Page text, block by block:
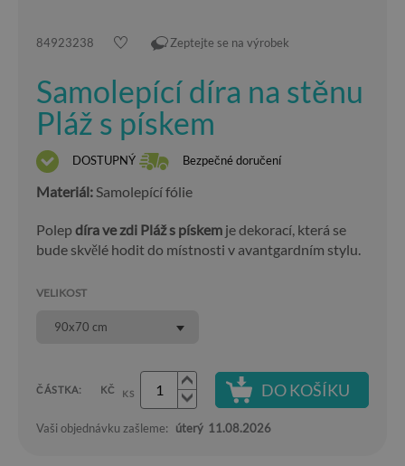
84923238 Zeptejte se na výrobek
Samolepící díra na stěnu
Pláž s pískem
DOSTUPNÝ Bezpečné doručení
Materiál: Samolepící fólie
Polep díra ve zdi Pláž s pískem je dekorací, která se
bude skvělé hodit do místnosti v avantgardním stylu.
VELIKOST
90x70 cm
ČÁSTKA: KČ KS DO KOŠÍKU
Vaši objednávku zašleme: úterý 11.08.2026